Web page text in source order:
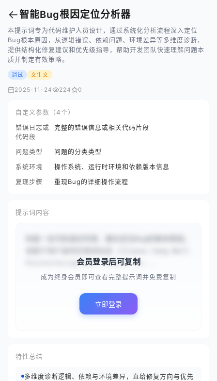
←智能Bug根因定位分析器
本提示词专为代码维护人员设计，通过系统化分析流程深入定位
Bug根本原因，从逻辑错误、依赖问题、环境差异等多维度诊断，
提供结构化修复建议和优先级指导，帮助开发团队快速理解问题本
质并制定有效策略。
调试 文生文
2025-11-24 224 0
自定义参数（4个）
错误日志或
代码段
完整的错误信息或相关代码片段
问题类型
问题的分类类型
系统环境
操作系统、运行时环境和依赖版本信息
复现步骤
重现Bug的详细操作流程
提示词内容
PointerException: Cannot in...
会员登录后可复制
成为终身会员即可查看完整提示词并免费复制
立即登录
特性总结
多维度诊断逻辑、依赖与环境差异，直给修复方向与优先